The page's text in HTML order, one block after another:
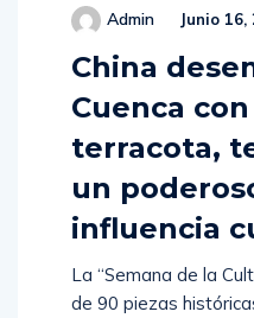
Admin Junio 16,
China
Cuenca
terracota,
un
influencia
La “Semana de la
de 90 piezas